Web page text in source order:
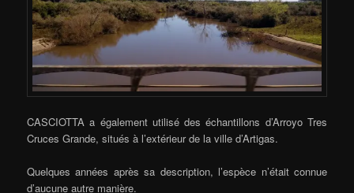
CASCIOTTA a également utilisé des échantillons d’Arroyo Tres
Cruces Grande, situés à l’extérieur de la ville d’Artigas.
Quelques années après sa description, l’espèce n’était connue
d’aucune autre manière.